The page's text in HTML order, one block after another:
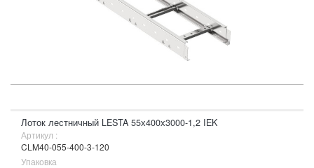
Лоток лестничный LESTA 55х400х3000-1,2 IEK
Артикул :
CLM40-055-400-3-120
Упаковка